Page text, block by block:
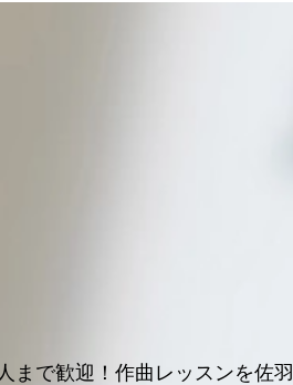
まで歓迎！作曲レッスンを佐